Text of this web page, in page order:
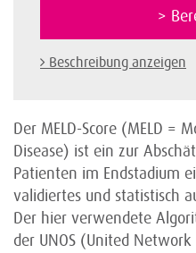
Beschreibung anzeigen
Der MELD-Score (MELD =
Disease) ist ein zur
Patienten im Endstadium
validiertes und statistisch
Der hier verwendete
der UNOS (United